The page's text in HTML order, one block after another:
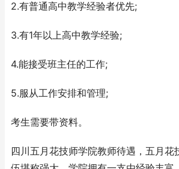
2.有普通高中教学经验者优先;
3.有1年以上高中教学经验;
4.能接受班主任的工作;
5.服从工作安排和管理;
考生需要带资料。
四川五月花技师学院教师待遇，五月花